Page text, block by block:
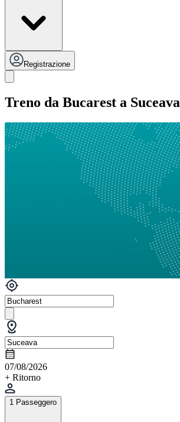
Registrazione
Treno da Bucarest a Suceava
07/08/2026
+ Ritorno
1 Passeggero